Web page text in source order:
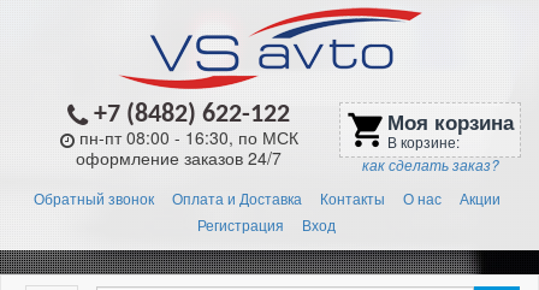
+7 (8482) 622-122
пн-пт 08:00 - 16:30, по МСК
оформление заказов 24/7
shopping_cart Моя корзина
В корзине:
как сделать заказ?
Обратный звонок Оплата и Доставка Контакты О нас
Акции
Регистрация
Вход